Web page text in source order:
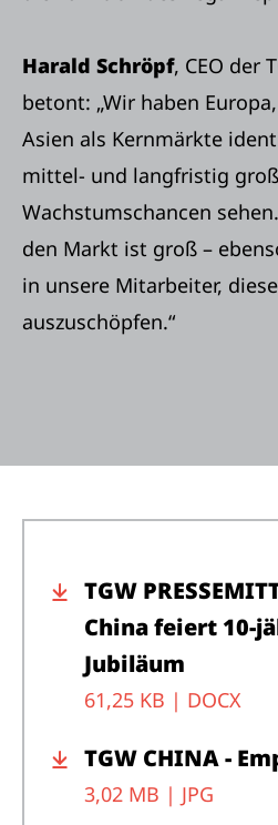
Harald Schröpf, CEO der
betont: „Wir haben
Asien als Kernmärkte
mittel- und langfristig
Wachstumschancen
den Markt ist groß –
in unsere Mitarbeiter,
auszuschöpfen.“
TGW
China feiert 10-
Jubiläum
61,25 KB | DOCX
TGW CHINA -
3,02 MB | JPG